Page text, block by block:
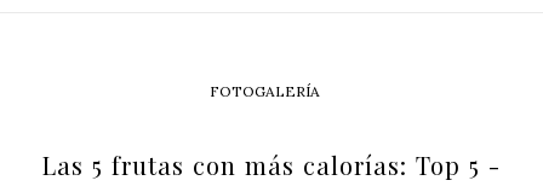
FOTOGALERÍA
Las 5 frutas con más calorías: Top 5 -